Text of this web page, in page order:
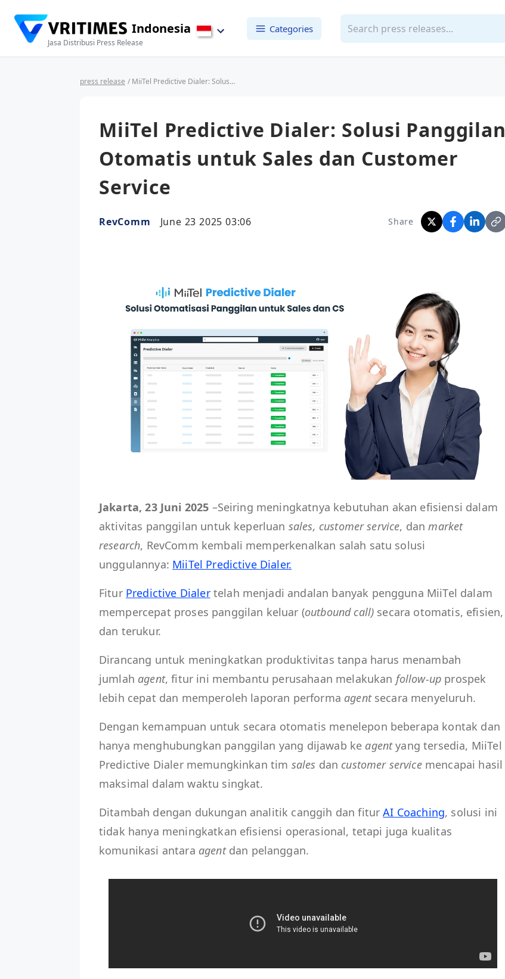
Indonesia
Jasa Distribusi Press Release
Categories
press release / MiiTel Predictive Dialer: Solusi Panggilan Otomatis untuk Sales dan Customer Service
MiiTel Predictive Dialer: Solusi Panggilan
Otomatis untuk Sales dan Customer
Service
RevComm June 23 2025 03:06 Share
Jakarta, 23 Juni 2025 –Seiring meningkatnya kebutuhan akan efisiensi dalam
aktivitas panggilan untuk keperluan sales, customer service, danmarket
research, RevComm kembali memperkenalkan salah satu solusi
unggulannya: MiiTel Predictive Dialer.
Fitur Predictive Dialertelah menjadi andalan banyak pengguna MiiTel dalam
mempercepat proses panggilan keluar (outbound call) secara otomatis, efisien,
dan terukur.
Dirancang untuk meningkatkan produktivitas tanpa harus menambah
jumlah agent, fitur ini membantu perusahaan melakukan follow-up prospek
lebih cepat dan memperoleh laporan performa agent secara menyeluruh.
Dengan kemampuan untuk secara otomatis menelepon beberapa kontak dan
hanya menghubungkan panggilan yang dijawab ke agentyang tersedia, MiiTel
Predictive Dialer memungkinkan tim sales dan customer service mencapai hasil
maksimal dalam waktu singkat.
Ditambah dengan dukungan analitik canggih dan fiturAI Coaching, solusi ini
tidak hanya meningkatkan efisiensi operasional, tetapi juga kualitas
komunikasi antara agentdan pelanggan.